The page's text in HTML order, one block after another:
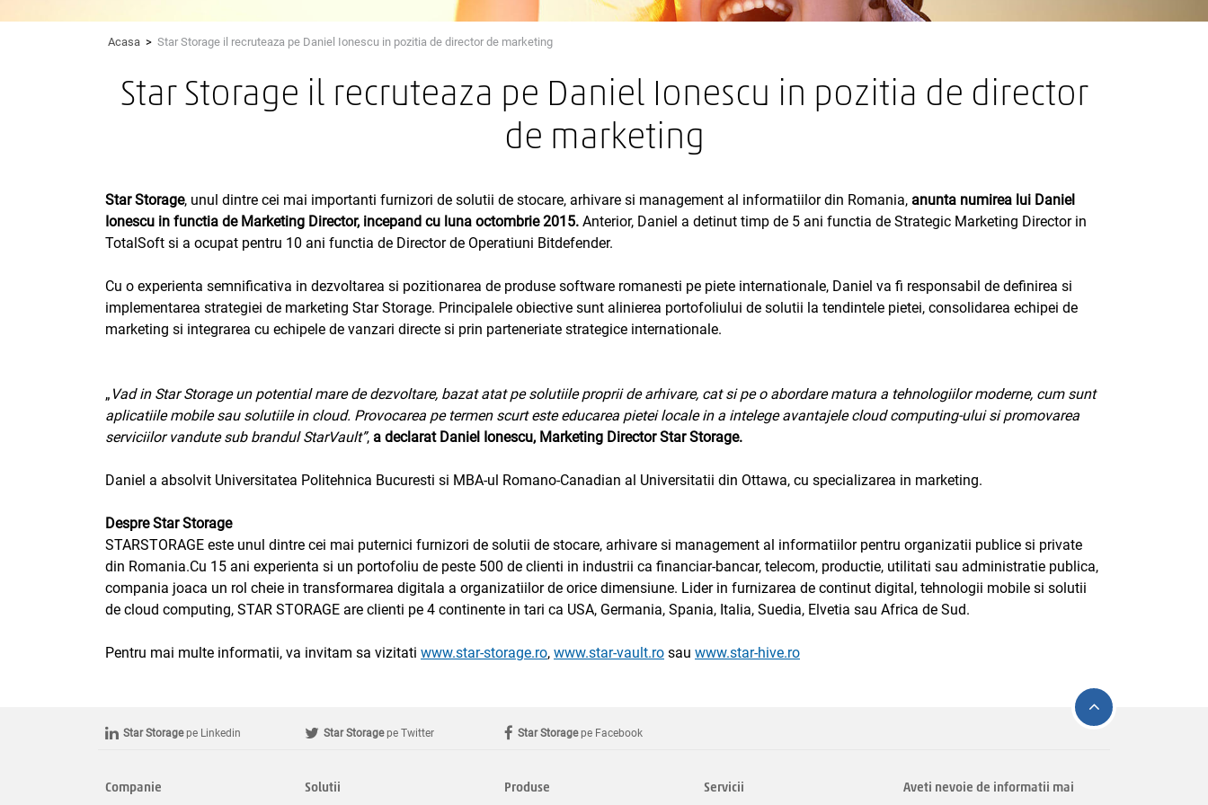
Acasa > Star Storage il recruteaza pe Daniel Ionescu in pozitia de director de marketing
Star Storage il recruteaza pe Daniel Ionescu in pozitia de director
de marketing
Star Storage, unul dintre cei mai importanti furnizori de solutii de stocare, arhivare si management al informatiilor din Romania, anunta numirea lui Daniel
Ionescu in functia de Marketing Director, incepand cu luna octombrie 2015. Anterior, Daniel a detinut timp de 5 ani functia de Strategic Marketing Director in
TotalSoft si a ocupat pentru 10 ani functia de Director de Operatiuni Bitdefender.
Cu o experienta semnificativa in dezvoltarea si pozitionarea de produse software romanesti pe piete internationale, Daniel va fi responsabil de definirea si
implementarea strategiei de marketing Star Storage. Principalele obiective sunt alinierea portofoliului de solutii la tendintele pietei, consolidarea echipei de
marketing si integrarea cu echipele de vanzari directe si prin parteneriate strategice internationale.
„ Vad in Star Storage un potential mare de dezvoltare, bazat atat pe solutiile proprii de arhivare, cat si pe o abordare matura a tehnologiilor moderne, cum sunt
aplicatiile mobile sau solutiile in cloud. Provocarea pe termen scurt este educarea pietei locale in a intelege avantajele cloud computing-ului si promovarea
serviciilor vandute sub brandul StarVault”, a declarat Daniel Ionescu, Marketing Director Star Storage.
Daniel a absolvit Universitatea Politehnica Bucuresti si MBA-ul Romano-Canadian al Universitatii din Ottawa, cu specializarea in marketing.
Despre Star Storage
STARSTORAGE este unul dintre cei mai puternici furnizori de solutii de stocare, arhivare si management al informatiilor pentru organizatii publice si private
din Romania.Cu 15 ani experienta si un portofoliu de peste 500 de clienti in industrii ca financiar-bancar, telecom, productie, utilitati sau administratie publica,
compania joaca un rol cheie in transformarea digitala a organizatiilor de orice dimensiune. Lider in furnizarea de continut digital, tehnologii mobile si solutii
de cloud computing, STAR STORAGE are clienti pe 4 continente in tari ca USA, Germania, Spania, Italia, Suedia, Elvetia sau Africa de Sud.
Pentru mai multe informatii, va invitam sa vizitati www.star-storage.ro, www.star-vault.ro sau www.star-hive.ro
Star Storagepe Linkedin Star Storagepe Twitter Star Storagepe Facebook
Companie Solutii Produse Servicii Aveti nevoie de informatii mai